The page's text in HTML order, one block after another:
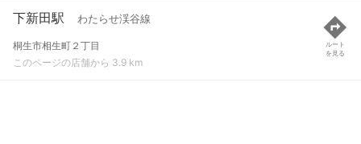
下新田駅 わたらせ渓谷線
桐生市相生町２丁目
このページの店舗から 3.9 km
ルート
を見る